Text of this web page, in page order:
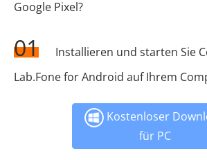
Google Pixel?
01
Installieren und starten Sie
Lab.Fone for Android auf Ihrem
Kostenloser
für PC